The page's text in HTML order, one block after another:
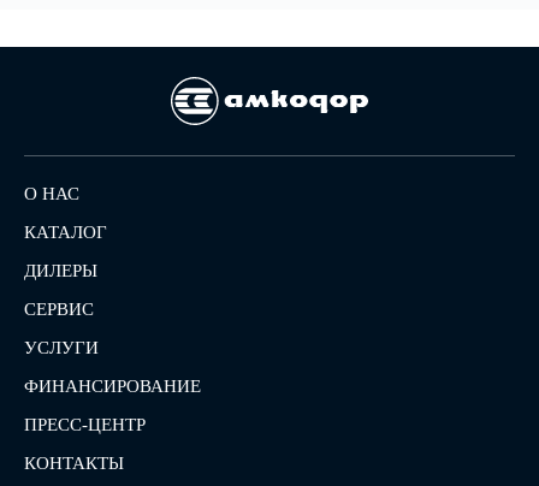
О НАС
КАТАЛОГ
ДИЛЕРЫ
СЕРВИС
УСЛУГИ
ФИНАНСИРОВАНИЕ
ПРЕСС-ЦЕНТР
КОНТАКТЫ